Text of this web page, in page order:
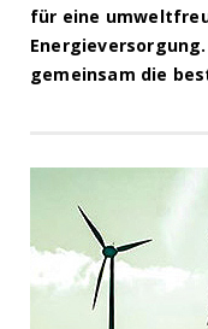
für eine
Energieversorgung.
gemeinsam die